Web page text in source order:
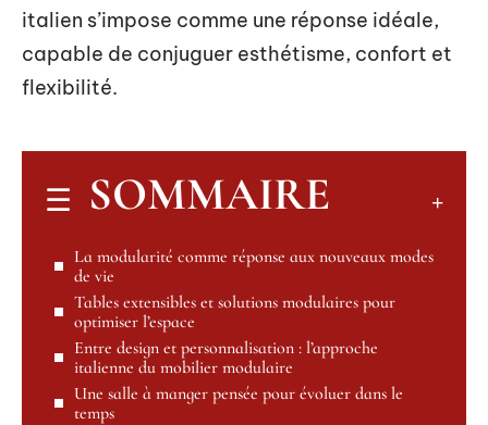
italien s’impose comme une réponse idéale,
capable de conjuguer esthétisme, confort et
flexibilité.
SOMMAIRE
La modularité comme réponse aux nouveaux modes
de vie
Tables extensibles et solutions modulaires pour
optimiser l’espace
Entre design et personnalisation : l’approche
italienne du mobilier modulaire
Une salle à manger pensée pour évoluer dans le
temps